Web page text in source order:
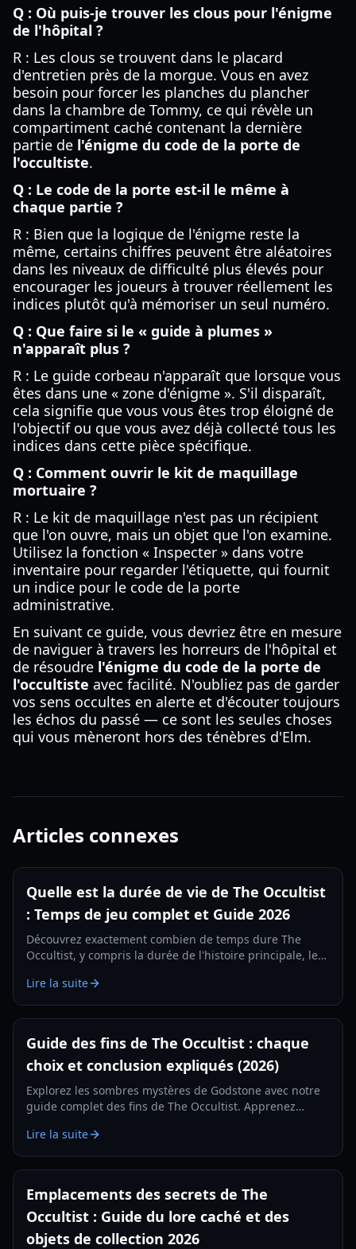
Q : Où puis-je trouver les clous pour l'énigme
de l'hôpital ?
R : Les clous se trouvent dans le placard
d'entretien près de la morgue. Vous en avez
besoin pour forcer les planches du plancher
dans la chambre de Tommy, ce qui révèle un
compartiment caché contenant la dernière
partie de l'énigme du code de la porte de
l'occultiste.
Q : Le code de la porte est-il le même à
chaque partie ?
R : Bien que la logique de l'énigme reste la
même, certains chiffres peuvent être aléatoires
dans les niveaux de difficulté plus élevés pour
encourager les joueurs à trouver réellement les
indices plutôt qu'à mémoriser un seul numéro.
Q : Que faire si le « guide à plumes »
n'apparaît plus ?
R : Le guide corbeau n'apparaît que lorsque vous
êtes dans une « zone d'énigme ». S'il disparaît,
cela signifie que vous vous êtes trop éloigné de
l'objectif ou que vous avez déjà collecté tous les
indices dans cette pièce spécifique.
Q : Comment ouvrir le kit de maquillage
mortuaire ?
R : Le kit de maquillage n'est pas un récipient
que l'on ouvre, mais un objet que l'on examine.
Utilisez la fonction « Inspecter » dans votre
inventaire pour regarder l'étiquette, qui fournit
un indice pour le code de la porte
administrative.
En suivant ce guide, vous devriez être en mesure
de naviguer à travers les horreurs de l'hôpital et
de résoudre l'énigme du code de la porte de
l'occultiste avec facilité. N'oubliez pas de garder
vos sens occultes en alerte et d'écouter toujours
les échos du passé — ce sont les seules choses
qui vous mèneront hors des ténèbres d'Elm.
Articles connexes
Quelle est la durée de vie de The Occultist
: Temps de jeu complet et Guide 2026
Découvrez exactement combien de temps dure The
Occultist, y compris la durée de l'histoire principale, les
d'Alan Rebels sur Godstone.
Lire la suite
Guide des fins de The Occultist : chaque
choix et conclusion expliqués (2026)
Explorez les sombres mystères de Godstone avec notre
guide complet des fins de The Occultist. Apprenez
pour Alan Revels.
Lire la suite
Emplacements des secrets de The
Occultist : Guide du lore caché et des
objets de collection 2026